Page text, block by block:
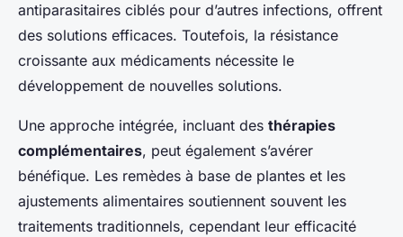
antiparasitaires ciblés pour d’autres infections, offrent
des solutions efficaces. Toutefois, la résistance
croissante aux médicaments nécessite le
développement de nouvelles solutions.
Une approche intégrée, incluant des thérapies
complémentaires, peut également s’avérer
bénéfique. Les remèdes à base de plantes et les
ajustements alimentaires soutiennent souvent les
traitements traditionnels, cependant leur efficacité